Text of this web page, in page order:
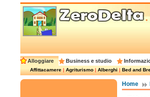
Alloggiare Business e studio
Affittacamere|Agriturismo|Alberghi|Bed and
Home